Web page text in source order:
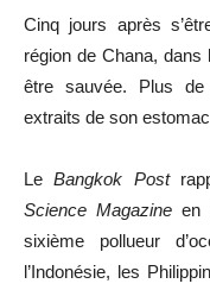
Cinq jours après
région de Chana, dans
être sauvée. Plus
extraits de son
LeBangkok Post
Science Magazine en
sixième pollueur
l’Indonésie, les